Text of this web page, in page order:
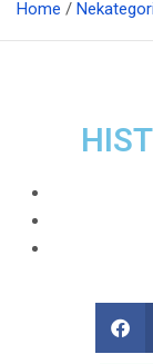
Home